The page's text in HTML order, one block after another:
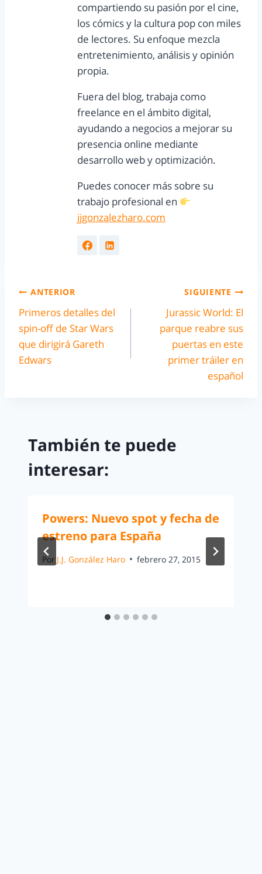
compartiendo su pasión por el cine,
los cómics y la cultura pop con miles
de lectores. Su enfoque mezcla
entretenimiento, análisis y opinión
propia.
Fuera del blog, trabaja como
freelance en el ámbito digital,
ayudando a negocios a mejorar su
presencia online mediante
desarrollo web y optimización.
Puedes conocer más sobre su
trabajo profesional en
jjgonzalezharo.com
ANTERIOR
Primeros detalles del
spin-off de Star Wars
que dirigirá Gareth
Edwars
SIGUIENTE
Jurassic World: El
parque reabre sus
puertas en este
primer tráiler en
español
También te puede
interesar:
Powers: Nuevo spot y fecha de
estreno para España
Por J.J. González Haro febrero 27, 2015